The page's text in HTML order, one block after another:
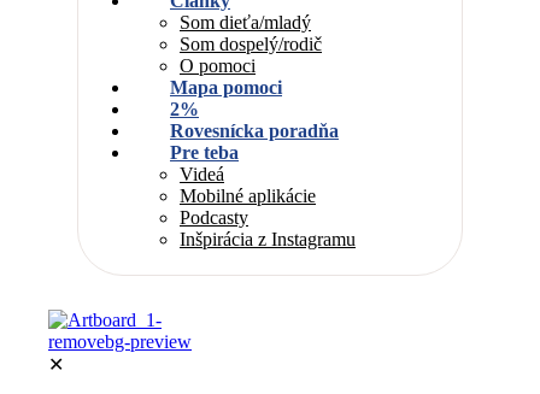
Som dieťa/mladý
Som dospelý/rodič
O pomoci
Mapa pomoci
2%
Rovesnícka poradňa
Pre teba
Videá
Mobilné aplikácie
Podcasty
Inšpirácia z Instagramu
✕